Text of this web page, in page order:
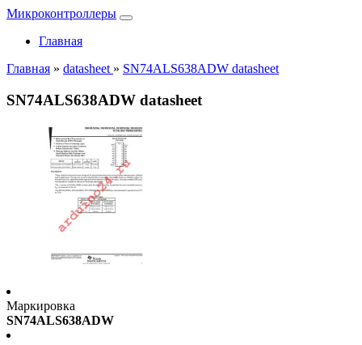
Микроконтроллеры
Главная
Главная » datasheet » SN74ALS638ADW datasheet
SN74ALS638ADW datasheet
Маркировка
SN74ALS638ADW